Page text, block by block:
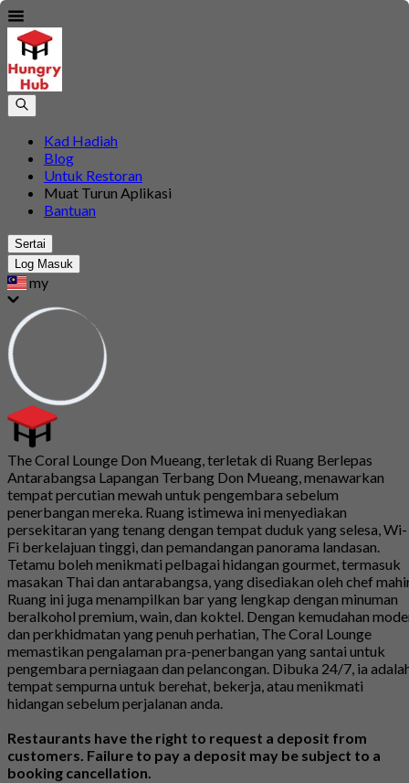
Kad Hadiah
Blog
Untuk Restoran
Muat Turun Aplikasi
Bantuan
Sertai
Log Masuk
my
The Coral Lounge Don Mueang, terletak di Ruang Berlepas
Antarabangsa Lapangan Terbang Don Mueang, menawarkan
tempat percutian mewah untuk pengembara sebelum
penerbangan mereka. Ruang istimewa ini menyediakan
persekitaran yang tenang dengan tempat duduk yang selesa, Wi-
Fi berkelajuan tinggi, dan pemandangan panorama landasan.
Tetamu boleh menikmati pelbagai hidangan gourmet, termasuk
masakan Thai dan antarabangsa, yang disediakan oleh chef
Ruang ini juga menampilkan bar yang lengkap dengan minuman
beralkohol premium, wain, dan koktel. Dengan kemudahan
dan perkhidmatan yang penuh perhatian, The Coral Lounge
memastikan pengalaman pra-penerbangan yang santai untuk
pengembara perniagaan dan pelancongan. Dibuka 24/7, ia
tempat sempurna untuk berehat, bekerja, atau menikmati
hidangan sebelum perjalanan anda.
Restaurants have the right to request a deposit from
customers. Failure to pay a deposit may be subject to a
booking cancellation.